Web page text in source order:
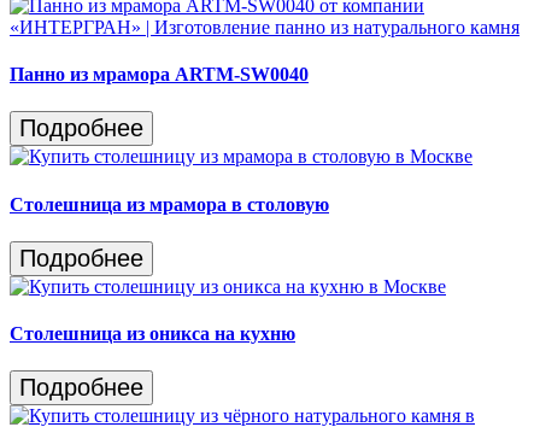
Панно из мрамора ARTM-SW0040
Подробнее
Столешница из мрамора в столовую
Подробнее
Столешница из оникса на кухню
Подробнее